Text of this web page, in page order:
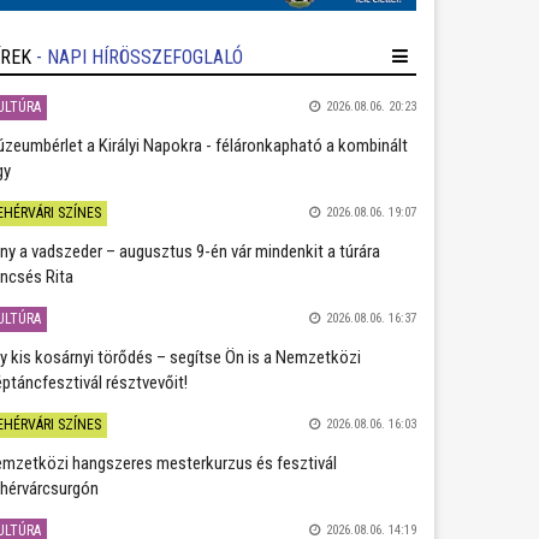
- NAPI HÍRÖSSZEFOGLALÓ
2026.08.06. 20:23
a Királyi Napokra - féláronkapható a kombinált
SZÍNES 2026.08.06. 19:07
a vadszeder – augusztus 9-én vár mindenkit a túrára
Rita
2026.08.06. 16:37
kis kosárnyi törődés – segítse Ön is a Nemzetközi
résztvevőit!
SZÍNES 2026.08.06. 16:03
hangszeres mesterkurzus és fesztivál
2026.08.06. 14:19